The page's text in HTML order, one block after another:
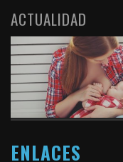
ACTUALIDAD
ENLACES